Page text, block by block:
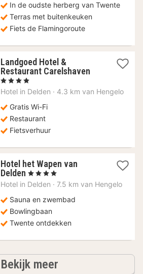
In de oudste herberg van Twente
Terras met buitenkeuken
Fiets de Flamingoroute
Landgoed Hotel &
Restaurant Carelshaven1
vanaf
, 4 Sterren
Hotel in Delden · 4.3 km van Hengelo
Gratis Wi-Fi
Restaurant
Fietsverhuur
Hotel het Wapen van
Delden 1
nacht
93,11
€
, 4 Sterren
Hotel in Delden · 7.5 km van Hengelo
Sauna en zwembad
Bowlingbaan
Twente ontdekken
Bekijk meerhotels